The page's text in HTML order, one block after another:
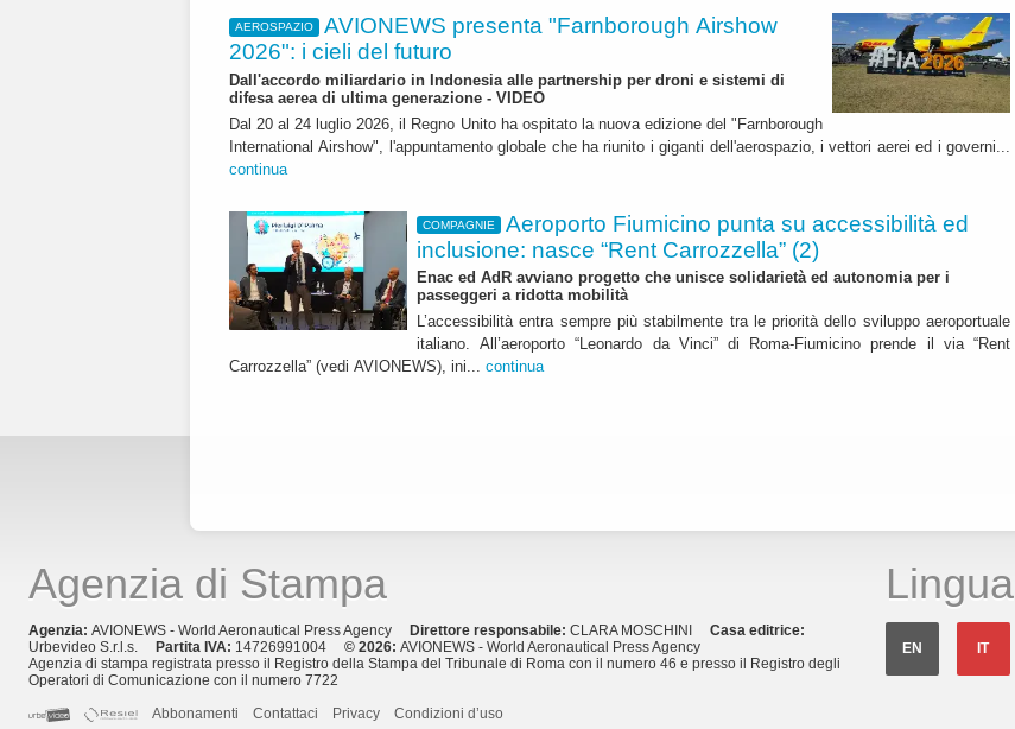
AEROSPAZIO
AVIONEWS presenta "Farnborough Airshow
2026": i cieli del futuro
Dall'accordo miliardario in Indonesia alle partnership per droni e sistemi di
difesa aerea di ultima generazione - VIDEO
Dal 20 al 24 luglio 2026, il Regno Unito ha ospitato la nuova edizione del "Farnborough
International Airshow", l'appuntamento globale che ha riunito i giganti dell'aerospazio, i vettori aerei ed i governi...
continua
COMPAGNIE
Aeroporto Fiumicino punta su accessibilità ed
inclusione: nasce “Rent Carrozzella” (2)
Enac ed AdR avviano progetto che unisce solidarietà ed autonomia per i
passeggeri a ridotta mobilità
L’accessibilità entra sempre più stabilmente tra le priorità dello sviluppo aeroportuale
italiano. All’aeroporto “Leonardo da Vinci” di Roma-Fiumicino prende il via “Rent
Carrozzella” (vedi AVIONEWS), ini... continua
Agenzia di Stampa
Agenzia: AVIONEWS - World Aeronautical Press Agency Direttore responsabile: CLARA MOSCHINI Casa editrice:
Urbevideo S.r.l.s.
Partita IVA: 14726991004 © 2026: AVIONEWS - World Aeronautical Press Agency
Agenzia di stampa registrata presso il Registro della Stampa del Tribunale di Roma con il numero 46 e presso il Registro degli
Operatori di Comunicazione con il numero 7722
Abbonamenti
Contattaci Privacy Condizioni d’uso
Lingua
EN IT